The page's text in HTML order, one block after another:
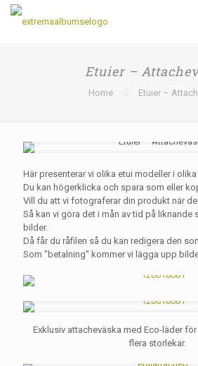
Etuier –
Home Etuier –
Här presenterar vi olika etui modeller i
Du kan högerklicka och spara som eller
Vill du att vi fotograferar din produkt när
Så kan vi göra det i mån av tid på liknande
bilder.
Då får du råfilen så du kan redigera den
Som "betalning" kommer vi lägga upp
Till
Exklusiv attacheväska med Eco-läder
flera storlekar.